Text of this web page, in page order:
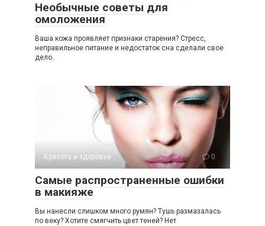
Необычные советы для
омоложения
Ваша кожа проявляет признаки старения? Стресс,
неправильное питание и недостаток сна сделали свое
дело.
Красота и здоровье 0
Самые распространенные ошибки
в макияже
Вы нанесли слишком много румян? Тушь размазалась
по веку? Хотите смягчить цвет теней? Нет